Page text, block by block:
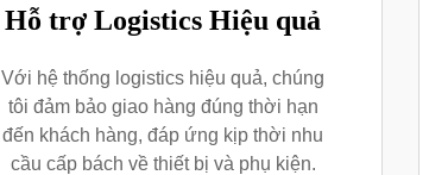
Hỗ trợ Logistics Hiệu quả
Với hệ thống logistics hiệu quả, chúng
tôi đảm bảo giao hàng đúng thời hạn
đến khách hàng, đáp ứng kịp thời nhu
cầu cấp bách về thiết bị và phụ kiện.